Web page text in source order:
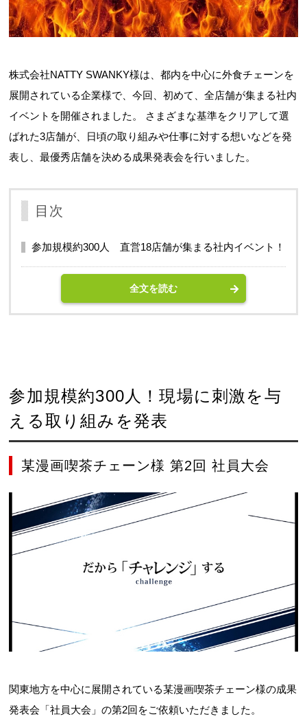
株式会社NATTY SWANKY様は、都内を中心に外食チェーンを
展開されている企業様で、今回、初めて、全店舗が集まる社内
イベントを開催されました。 さまざまな基準をクリアして選
ばれた3店舗が、日頃の取り組みや仕事に対する想いなどを発
表し、最優秀店舗を決める成果発表会を行いました。
目次
参加規模約300人 直営18店舗が集まる社内イベント！
全文を読む
参加規模約300人！現場に刺激を与
える取り組みを発表
某漫画喫茶チェーン様 第2回 社員大会
関東地方を中心に展開されている某漫画喫茶チェーン様の成果
発表会「社員大会」の第2回をご依頼いただきました。